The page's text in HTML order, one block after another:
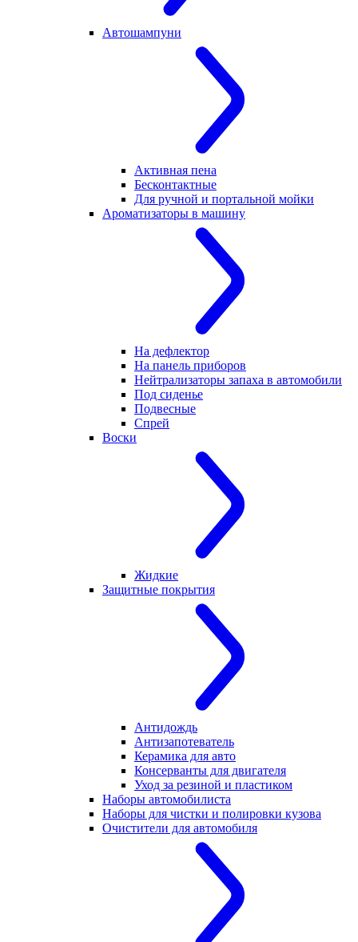
Автошампуни
Активная пена
Бесконтактные
Для ручной и портальной мойки
Ароматизаторы в машину
На дефлектор
На панель приборов
Нейтрализаторы запаха в автомобили
Под сиденье
Подвесные
Спрей
Воски
Жидкие
Защитные покрытия
Антидождь
Антизапотеватель
Керамика для авто
Консерванты для двигателя
Уход за резиной и пластиком
Наборы автомобилиста
Наборы для чистки и полировки кузова
Очистители для автомобиля